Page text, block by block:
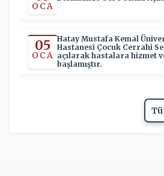
OCA
05
OCA
Hatay Mustafa Kemal
Hastanesi Çocuk Cerrahi
açılarak hastalara hizmet
başlamıştır.